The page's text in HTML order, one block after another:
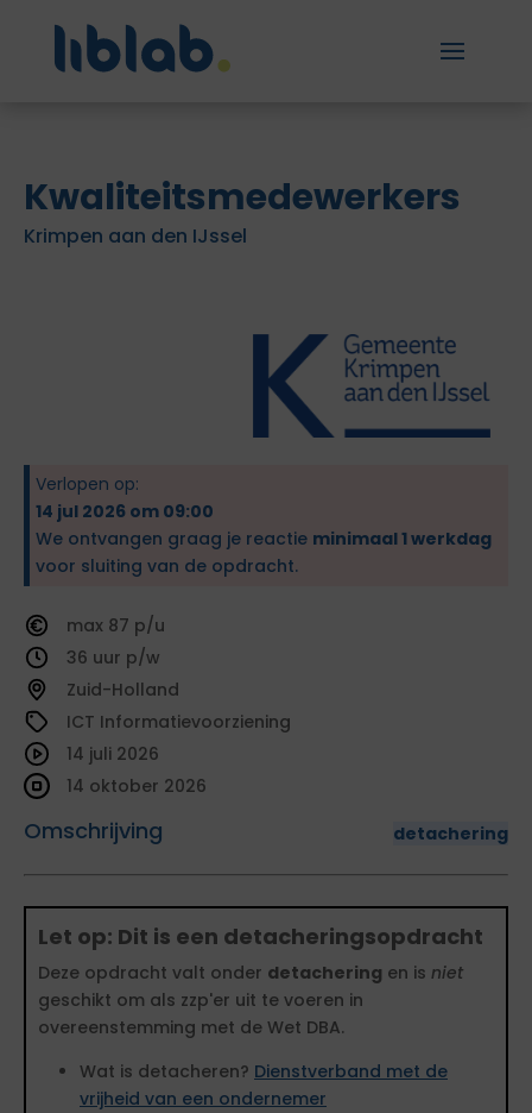
Kwaliteitsmedewerkers
Krimpen aan den IJssel
Verlopen op:
14 jul 2026 om 09:00
We ontvangen graag je reactie minimaal 1 werkdag
voor sluiting van de opdracht.
87
36
Zuid-Holland
ICT Informatievoorziening
Omschrijving detachering
14 juli 2026
14 oktober 2026
Let op: Dit is een detacheringsopdracht
Deze opdracht valt onder detachering en is niet
geschikt om als zzp'er uit te voeren in
overeenstemming met de Wet DBA.
Wat is detacheren? Dienstverband met de
vrijheid van een ondernemer